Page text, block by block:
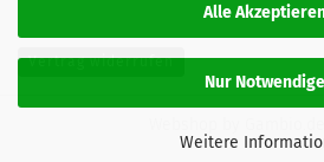
Alle
Nur Notwendige
Weitere
Vertrag widerrufen